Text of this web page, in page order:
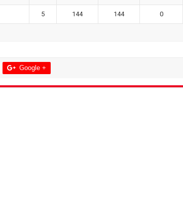
5 144 144 0
Google +